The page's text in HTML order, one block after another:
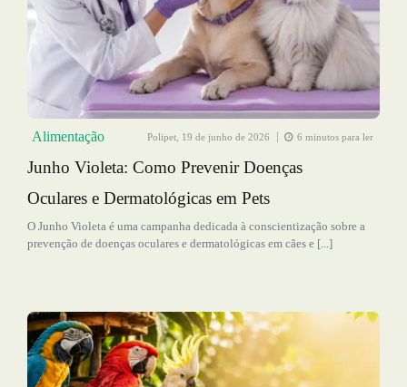
Alimentação Polipet, 19 de junho de 2026 6 minutos para ler
Junho Violeta: Como Prevenir Doenças
Oculares e Dermatológicas em Pets
O Junho Violeta é uma campanha dedicada à conscientização sobre a
prevenção de doenças oculares e dermatológicas em cães e [...]